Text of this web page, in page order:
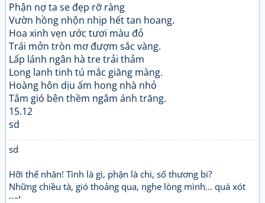
Phận nợ ta se đẹp rỡ ràng
Vườn hồng nhộn nhịp hết tan hoang.
Hoa xinh vẹn ước tươi màu đỏ
Trái mởn tròn mơ đượm sắc vàng.
Lấp lánh ngân hà tre trải thảm
Long lanh tinh tú mắc giăng màng.
Hoàng hôn dịu ấm hong nhà nhỏ
Tắm gió bên thềm ngắm ánh trăng.
15.12
sd
sd
Hỡi thế nhân! Tình là gì, phận là chi, số thương bi?
Những chiều tà, gió thoảng qua, nghe lòng mình... quá xót
xa!